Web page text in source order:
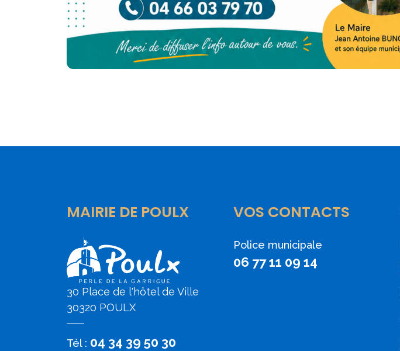
MAIRIE DE POULX
30 Place de l'hôtel de Ville
30320 POULX
Tél : 04 34 39 50 30
VOS CONTACTS
Police municipale
06 77 11 09 14